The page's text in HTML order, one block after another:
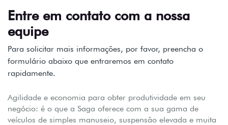
Entre em contato com a nossa
equipe
Para solicitar mais informações, por favor, preencha o
formulário abaixo que entraremos em contato
rapidamente.
Agilidade e economia para obter produtividade em seu
negócio: é o que a Saga oferece com a sua gama de
veículos de simples manuseio, suspensão elevada e muita